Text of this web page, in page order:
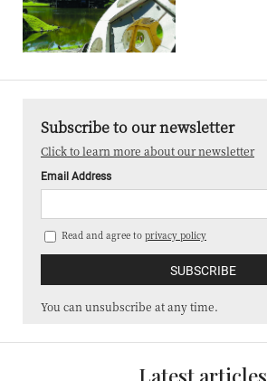
Subscribe to our newsletter
Click to learn more about our newsletter
Email Address
Read and agree to privacy policy
You can unsubscribe at any time.